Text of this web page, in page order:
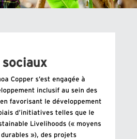
Copper s’est engagée à
inclusif au sein des
favorisant le développement
d’initiatives telles que le
Livelihoods (« moyens
»), des projets